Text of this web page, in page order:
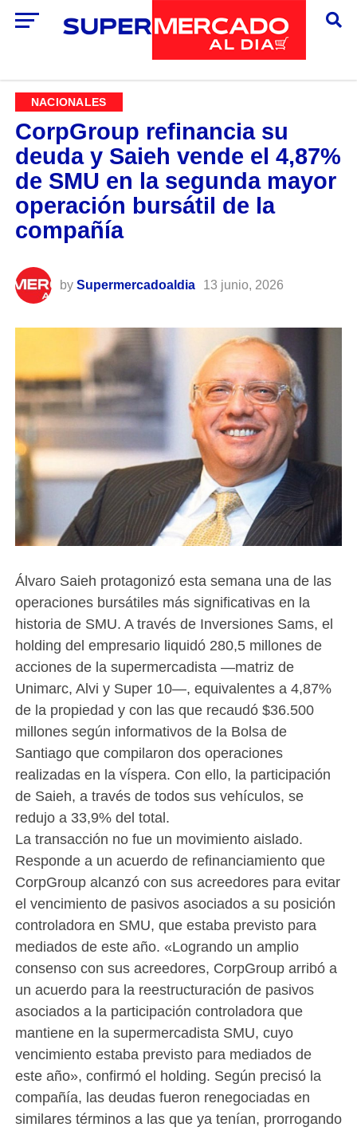
NACIONALES
CorpGroup refinancia su
deuda y Saieh vende el 4,87%
de SMU en la segunda mayor
operación bursátil de la
compañía
by Supermercadoaldia 13 junio, 2026
Álvaro Saieh protagonizó esta semana una de las
operaciones bursátiles más significativas en la
historia de SMU. A través de Inversiones Sams, el
holding del empresario liquidó 280,5 millones de
acciones de la supermercadista —matriz de
Unimarc, Alvi y Super 10—, equivalentes a 4,87%
de la propiedad y con las que recaudó $36.500
millones según informativos de la Bolsa de
Santiago que compilaron dos operaciones
realizadas en la víspera. Con ello, la participación
de Saieh, a través de todos sus vehículos, se
redujo a 33,9% del total.
La transacción no fue un movimiento aislado.
Responde a un acuerdo de refinanciamiento que
CorpGroup alcanzó con sus acreedores para evitar
el vencimiento de pasivos asociados a su posición
controladora en SMU, que estaba previsto para
mediados de este año. «Logrando un amplio
consenso con sus acreedores, CorpGroup arribó a
un acuerdo para la reestructuración de pasivos
asociados a la participación controladora que
mantiene en la supermercadista SMU, cuyo
vencimiento estaba previsto para mediados de
este año», confirmó el holding. Según precisó la
compañía, las deudas fueron renegociadas en
similares términos a las que ya tenían, prorrogando